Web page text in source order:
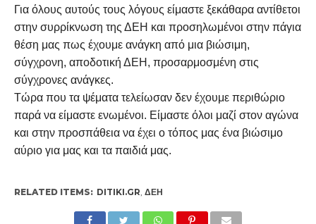
Για όλους αυτούς τους λόγους είμαστε ξεκάθαρα αντίθετοι
στην συρρίκνωση της ΔΕΗ και προσηλωμένοι στην πάγια
θέση μας πως έχουμε ανάγκη από μια βιώσιμη,
σύγχρονη, αποδοτική ΔΕΗ, προσαρμοσμένη στις
σύγχρονες ανάγκες.
Τώρα που τα ψέματα τελείωσαν δεν έχουμε περιθώριο
παρά να είμαστε ενωμένοι. Είμαστε όλοι μαζί στον αγώνα
και στην προσπάθεια να έχει ο τόπος μας ένα βιώσιμο
αύριο για μας και τα παιδιά μας.
RELATED ITEMS: DITIKI.GR ΔΕΗ